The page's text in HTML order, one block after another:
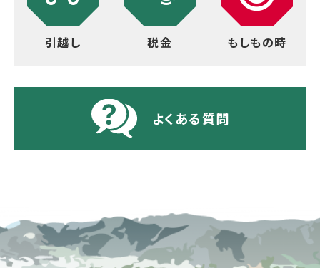
引越し 税金 もしもの時
よくある質問